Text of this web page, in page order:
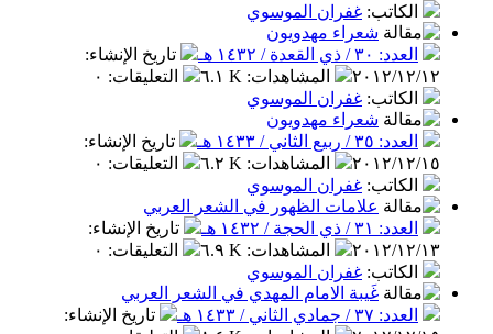
الكاتب: غفران الموسوي
شعراء مهدويون
العدد: ٣٠ / ذي القعدة / ١٤٣٢ هـ
تاريخ الإنشاء:
٢٠١٢/١٢/١٢
المشاهدات: ٦.١ K التعليقات: ٠
الكاتب: غفران الموسوي
شعراء مهدويون
العدد: ٣٥ / ربيع الثاني / ١٤٣٣ هـ
تاريخ الإنشاء:
٢٠١٢/١٢/١٥
المشاهدات: ٦.٢ K التعليقات: ٠
الكاتب: غفران الموسوي
علامات الظهور في الشعر العربي
العدد: ٣١ / ذي الحجة / ١٤٣٢ هـ
تاريخ الإنشاء:
٢٠١٢/١٢/١٣
المشاهدات: ٦.٩ K التعليقات: ٠
الكاتب: غفران الموسوي
غَيبة الامام المهدي في الشعر العربي
العدد: ٣٧ / جمادي الثاني / ١٤٣٣ هـ
تاريخ الإنشاء: